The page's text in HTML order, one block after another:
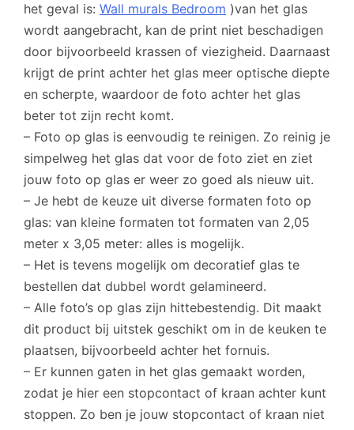
het geval is: Wall murals Bedroom )van het glas
wordt aangebracht, kan de print niet beschadigen
door bijvoorbeeld krassen of viezigheid. Daarnaast
krijgt de print achter het glas meer optische diepte
en scherpte, waardoor de foto achter het glas
beter tot zijn recht komt.
– Foto op glas is eenvoudig te reinigen. Zo reinig je
simpelweg het glas dat voor de foto ziet en ziet
jouw foto op glas er weer zo goed als nieuw uit.
– Je hebt de keuze uit diverse formaten foto op
glas: van kleine formaten tot formaten van 2,05
meter x 3,05 meter: alles is mogelijk.
– Het is tevens mogelijk om decoratief glas te
bestellen dat dubbel wordt gelamineerd.
– Alle foto’s op glas zijn hittebestendig. Dit maakt
dit product bij uitstek geschikt om in de keuken te
plaatsen, bijvoorbeeld achter het fornuis.
– Er kunnen gaten in het glas gemaakt worden,
zodat je hier een stopcontact of kraan achter kunt
stoppen. Zo ben je jouw stopcontact of kraan niet